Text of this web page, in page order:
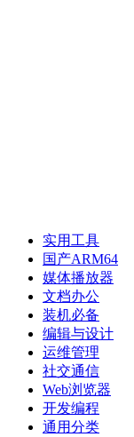
实用工具
国产ARM64
媒体播放器
文档办公
装机必备
编辑与设计
运维管理
社交通信
Web浏览器
开发编程
通用分类